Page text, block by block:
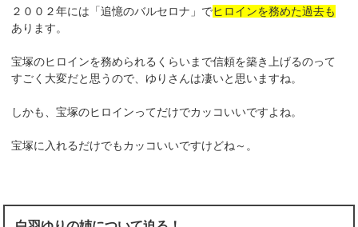
２００２年には「追憶のバルセロナ」でヒロインを務めた過去も
あります。
宝塚のヒロインを務められるくらいまで信頼を築き上げるのって
すごく大変だと思うので、ゆりさんは凄いと思いますね。
しかも、宝塚のヒロインってだけでカッコいいですよね。
宝塚に入れるだけでもカッコいいですけどね～。